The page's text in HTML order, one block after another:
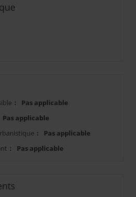
:
Pas applicable
Pas applicable
:
Pas applicable
: Pas applicable